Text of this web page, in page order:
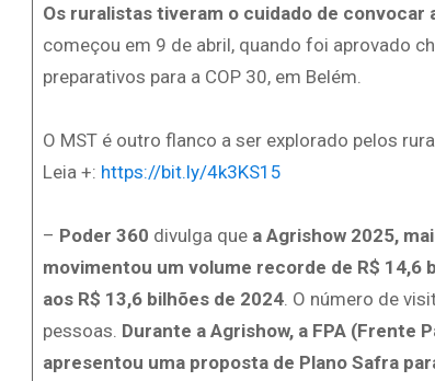
Os ruralistas tiveram o cuidado de convocar
começou em 9 de abril, quando foi aprovado
preparativos para a COP 30, em Belém.
O MST é outro flanco a ser explorado pelos
Leia +: https://bit.ly/4k3KS15
– Poder 360 divulga que a Agrishow 2025,
movimentou um volume recorde de R$ 14,6
aos R$ 13,6 bilhões de 2024. O número de
pessoas. Durante a Agrishow, a FPA (Frente
apresentou uma proposta de Plano Safra